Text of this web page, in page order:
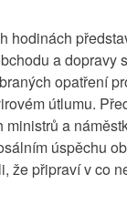
hodinách
a dopravy
opatření
útlumu.
ministrů a
úspěchu
že připraví v co